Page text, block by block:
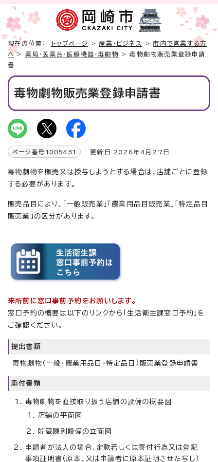
現在の位置： トップページ > 産業・ビジネス >市内で営業する方
へ> 薬局・医薬品・医療機器・毒劇物
> 毒物劇物販売業登録申請
書
毒物劇物販売業登録申請書
ページ番号 1005431 更新日 2026年4月27日
毒物劇物を販売又は授与しようとする場合は、店舗ごとに登録
する必要があります。
販売品目により、「一般販売業」「農業用品目販売業」「特定品目
販売業」の区分があります。
来所前に窓口事前予約をお願いします。
窓口予約の概要は以下のリンクから「生活衛生課窓口予約」を
ご確認ください。
提出書類
毒物劇物（一般・農業用品目・特定品目）販売業登録申請書
添付書類
毒物劇物を直接取り扱う店舗の設備の概要図
店舗の平面図
貯蔵陳列設備の立面図
申請者が法人の場合、定款若しくは寄付行為又は登記
事項証明書（原本、又は申請者に原本証明させた写し）